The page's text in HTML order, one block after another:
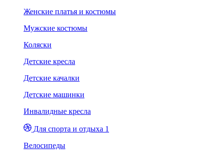
Женские платья и костюмы
Мужские костюмы
Коляски
Детские кресла
Детские качалки
Детские машинки
Инвалидные кресла
Для спорта и отдыха 1
Велосипеды